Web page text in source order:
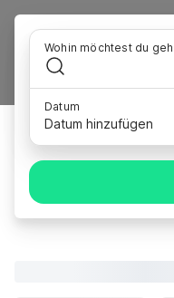
Wohin möchtest du
Datum
Datum hinzufügen